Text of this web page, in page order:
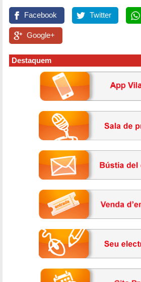
Facebook Twitter
Google+
Destaquem